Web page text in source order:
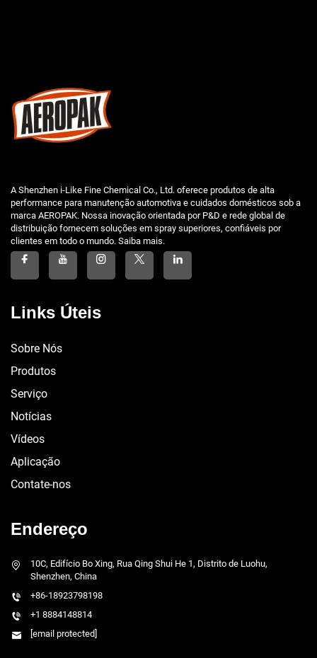
A Shenzhen i-Like Fine Chemical Co., Ltd. oferece produtos de alta
performance para manutenção automotiva e cuidados domésticos sob a
marca AEROPAK. Nossa inovação orientada por P&D e rede global de
distribuição fornecem soluções em spray superiores, confiáveis por
clientes em todo o mundo. Saiba mais.
Links Úteis
Sobre Nós
Produtos
Serviço
Notícias
Vídeos
Aplicação
Contate-nos
Endereço
10C, Edifício Bo Xing, Rua Qing Shui He 1, Distrito de Luohu,
Shenzhen, China
+86-18923798198
+1 8884148814
[email protected]